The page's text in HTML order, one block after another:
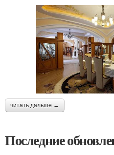
читать дальше →
Последние